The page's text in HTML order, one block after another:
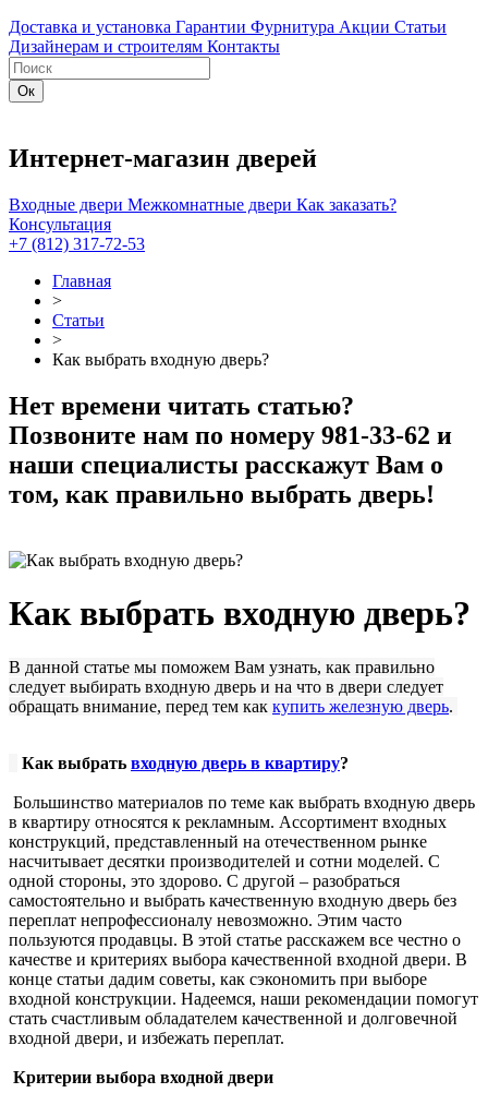
Доставка и установка Гарантии Фурнитура Акции Статьи
Дизайнерам и строителям Контакты
Интернет-магазин дверей
Входные двери Межкомнатные двери Как заказать?
Консультация
+7 (812) 317-72-53
Главная
>
Статьи
>
Как выбрать входную дверь?
Нет времени читать статью?
Позвоните нам по номеру 981-33-62 и
наши специалисты расскажут Вам о
том, как правильно выбрать дверь!
Как выбрать входную дверь?
В данной статье мы поможем Вам узнать, как правильно
следует выбирать входную дверь и на что в двери следует
обращать внимание, перед тем как купить железную дверь.
Как выбрать входную дверь в квартиру?
Большинство материалов по теме как выбрать входную дверь
в квартиру относятся к рекламным. Ассортимент входных
конструкций, представленный на отечественном рынке
насчитывает десятки производителей и сотни моделей. С
одной стороны, это здорово. С другой – разобраться
самостоятельно и выбрать качественную входную дверь без
переплат непрофессионалу невозможно. Этим часто
пользуются продавцы. В этой статье расскажем все честно о
качестве и критериях выбора качественной входной двери. В
конце статьи дадим советы, как сэкономить при выборе
входной конструкции. Надеемся, наши рекомендации помогут
стать счастливым обладателем качественной и долговечной
входной двери, и избежать переплат.
Критерии выбора входной двери